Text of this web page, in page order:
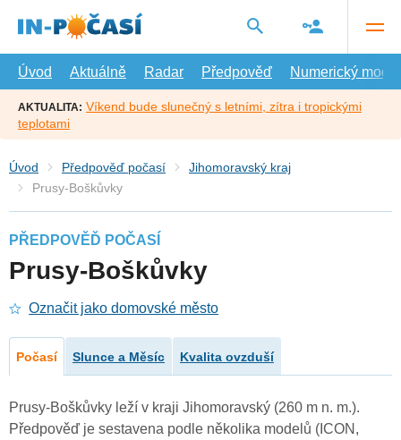
hlavní
Úvod
Aktuálně Radar Předpověď Numerický model
AKTUALITA: Víkend bude slunečný s letními, zítra i tropickými
teplotami
Úvod Předpověď počasí
Jihomoravský kraj
Prusy-Boškůvky
PŘEDPOVĚĎ POČASÍ
Prusy-Boškůvky
Označit jako domovské město
Počasí Slunce a Měsíc Kvalita ovzduší
Prusy-Boškůvky leží v kraji Jihomoravský (260 m n. m.).
Předpověď je sestavena podle několika modelů (ICON,